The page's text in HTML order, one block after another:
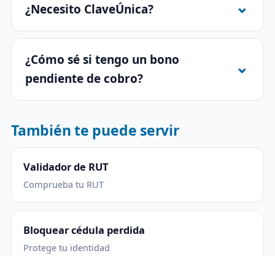
¿Necesito ClaveÚnica?
¿Cómo sé si tengo un bono
pendiente de cobro?
También te puede servir
Validador de RUT
Comprueba tu RUT
Bloquear cédula perdida
Protege tu identidad